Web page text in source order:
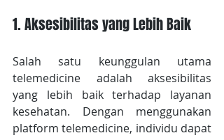
1. Aksesibilitas yang Lebih Baik
Salah satu keunggulan utama
telemedicine adalah aksesibilitas
yang lebih baik terhadap layanan
kesehatan. Dengan menggunakan
platform telemedicine, individu dapat